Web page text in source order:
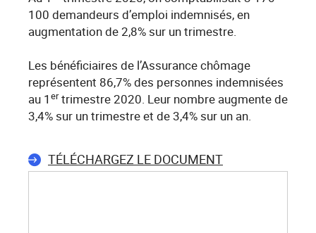
100 demandeurs d’emploi indemnisés, en
augmentation de 2,8% sur un trimestre.
Les bénéficiaires de l’Assurance chômage
représentent 86,7% des personnes indemnisées
au 1 ertrimestre 2020. Leur nombre augmente de
3,4% sur un trimestre et de 3,4% sur un an.
TÉLÉCHARGEZ LE DOCUMENT